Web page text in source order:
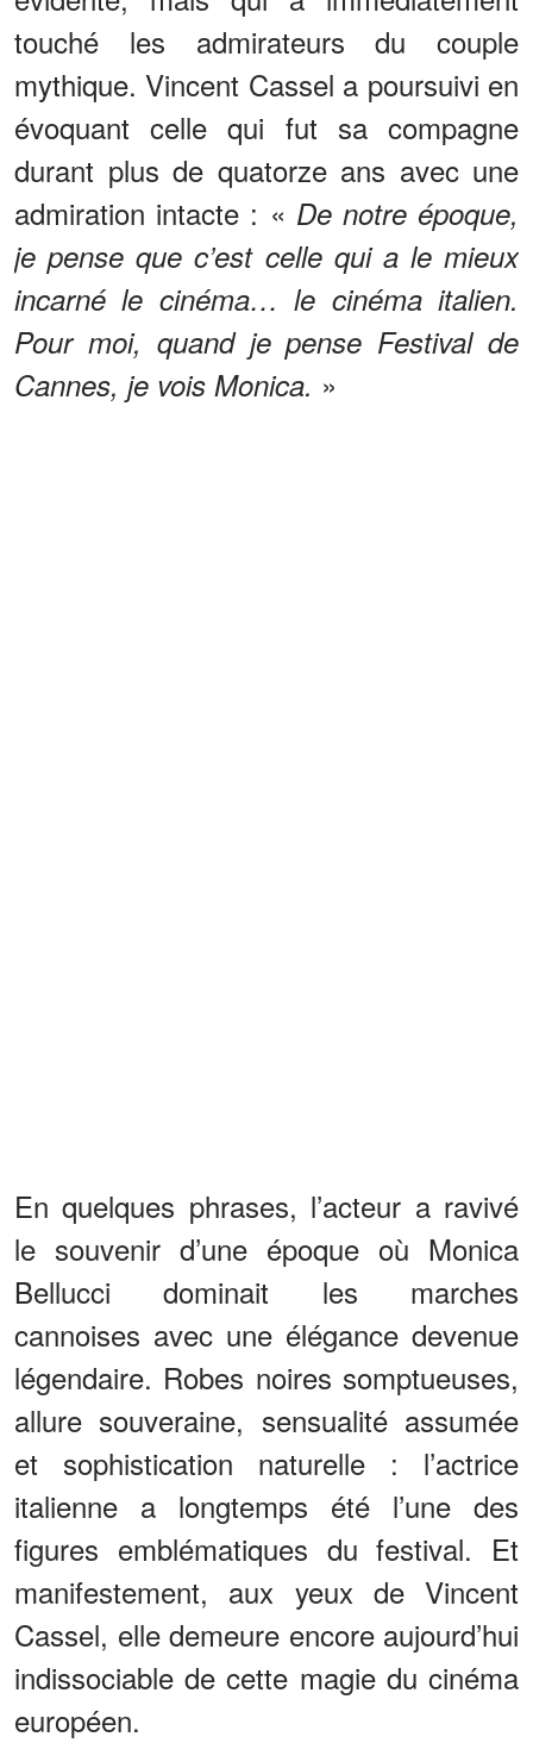
touché les admirateurs du couple
mythique. Vincent Cassel a poursuivi en
évoquant celle qui fut sa compagne
durant plus de quatorze ans avec une
admiration intacte : « De notre époque,
je pense que c’est celle qui a le mieux
incarné le cinéma… le cinéma italien.
Pour moi, quand je pense Festival de
Cannes, je vois Monica. »
En quelques phrases, l’acteur a ravivé
le souvenir d’une époque où Monica
Bellucci dominait les marches
cannoises avec une élégance devenue
légendaire. Robes noires somptueuses,
allure souveraine, sensualité assumée
et sophistication naturelle : l’actrice
italienne a longtemps été l’une des
figures emblématiques du festival. Et
manifestement, aux yeux de Vincent
Cassel, elle demeure encore aujourd’hui
indissociable de cette magie du cinéma
européen.